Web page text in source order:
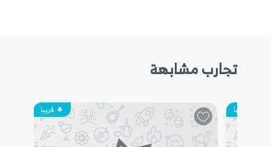
تجارب مشابهة
قريبا قريبا